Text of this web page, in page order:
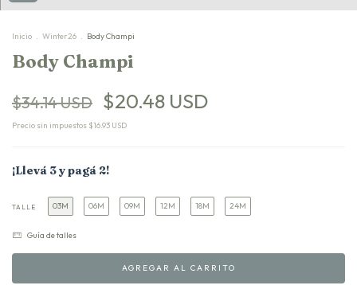
Inicio Winter26 Body Champi
Body Champi
$34.14 USD $20.48 USD
Precio sin impuestos $16.93 USD
¡Llevá 3 y pagá 2!
TALLE 03M 06M 09M 12M 18M 24M
Guía de talles